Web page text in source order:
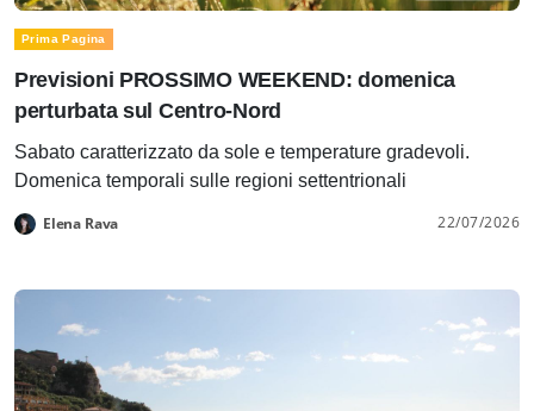
Prima Pagina
Previsioni PROSSIMO WEEKEND: domenica
perturbata sul Centro-Nord
Sabato caratterizzato da sole e temperature gradevoli.
Domenica temporali sulle regioni settentrionali
Elena Rava 22/07/2026